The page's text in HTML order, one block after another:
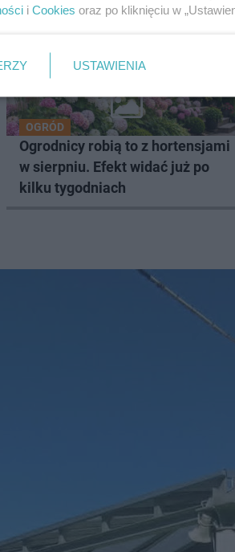
OGRÓD
Ogrodnicy robią to z hortensjami
w sierpniu. Efekt widać już po
kilku tygodniach
i Cookies oraz po kliknięciu w
USTAWIENIA